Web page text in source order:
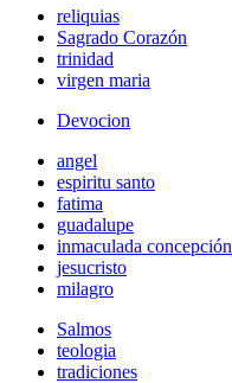
reliquias
Sagrado Corazón
trinidad
virgen maria
Devocion
angel
espiritu santo
fatima
guadalupe
inmaculada concepción
jesucristo
milagro
Salmos
teologia
tradiciones